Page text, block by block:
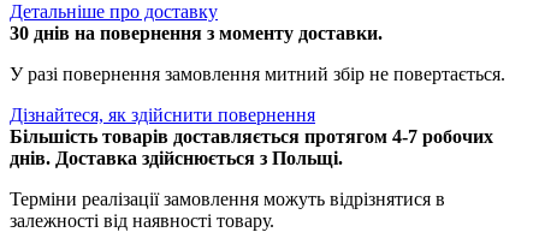
Детальніше про доставку
30 днів на повернення з моменту доставки.
У разі повернення замовлення митний збір не повертається.
Дізнайтеся, як здійснити повернення
Більшість товарів доставляється протягом 4-7 робочих
днів. Доставка здійснюється з Польщі.
Терміни реалізації замовлення можуть відрізнятися в
залежності від наявності товару.